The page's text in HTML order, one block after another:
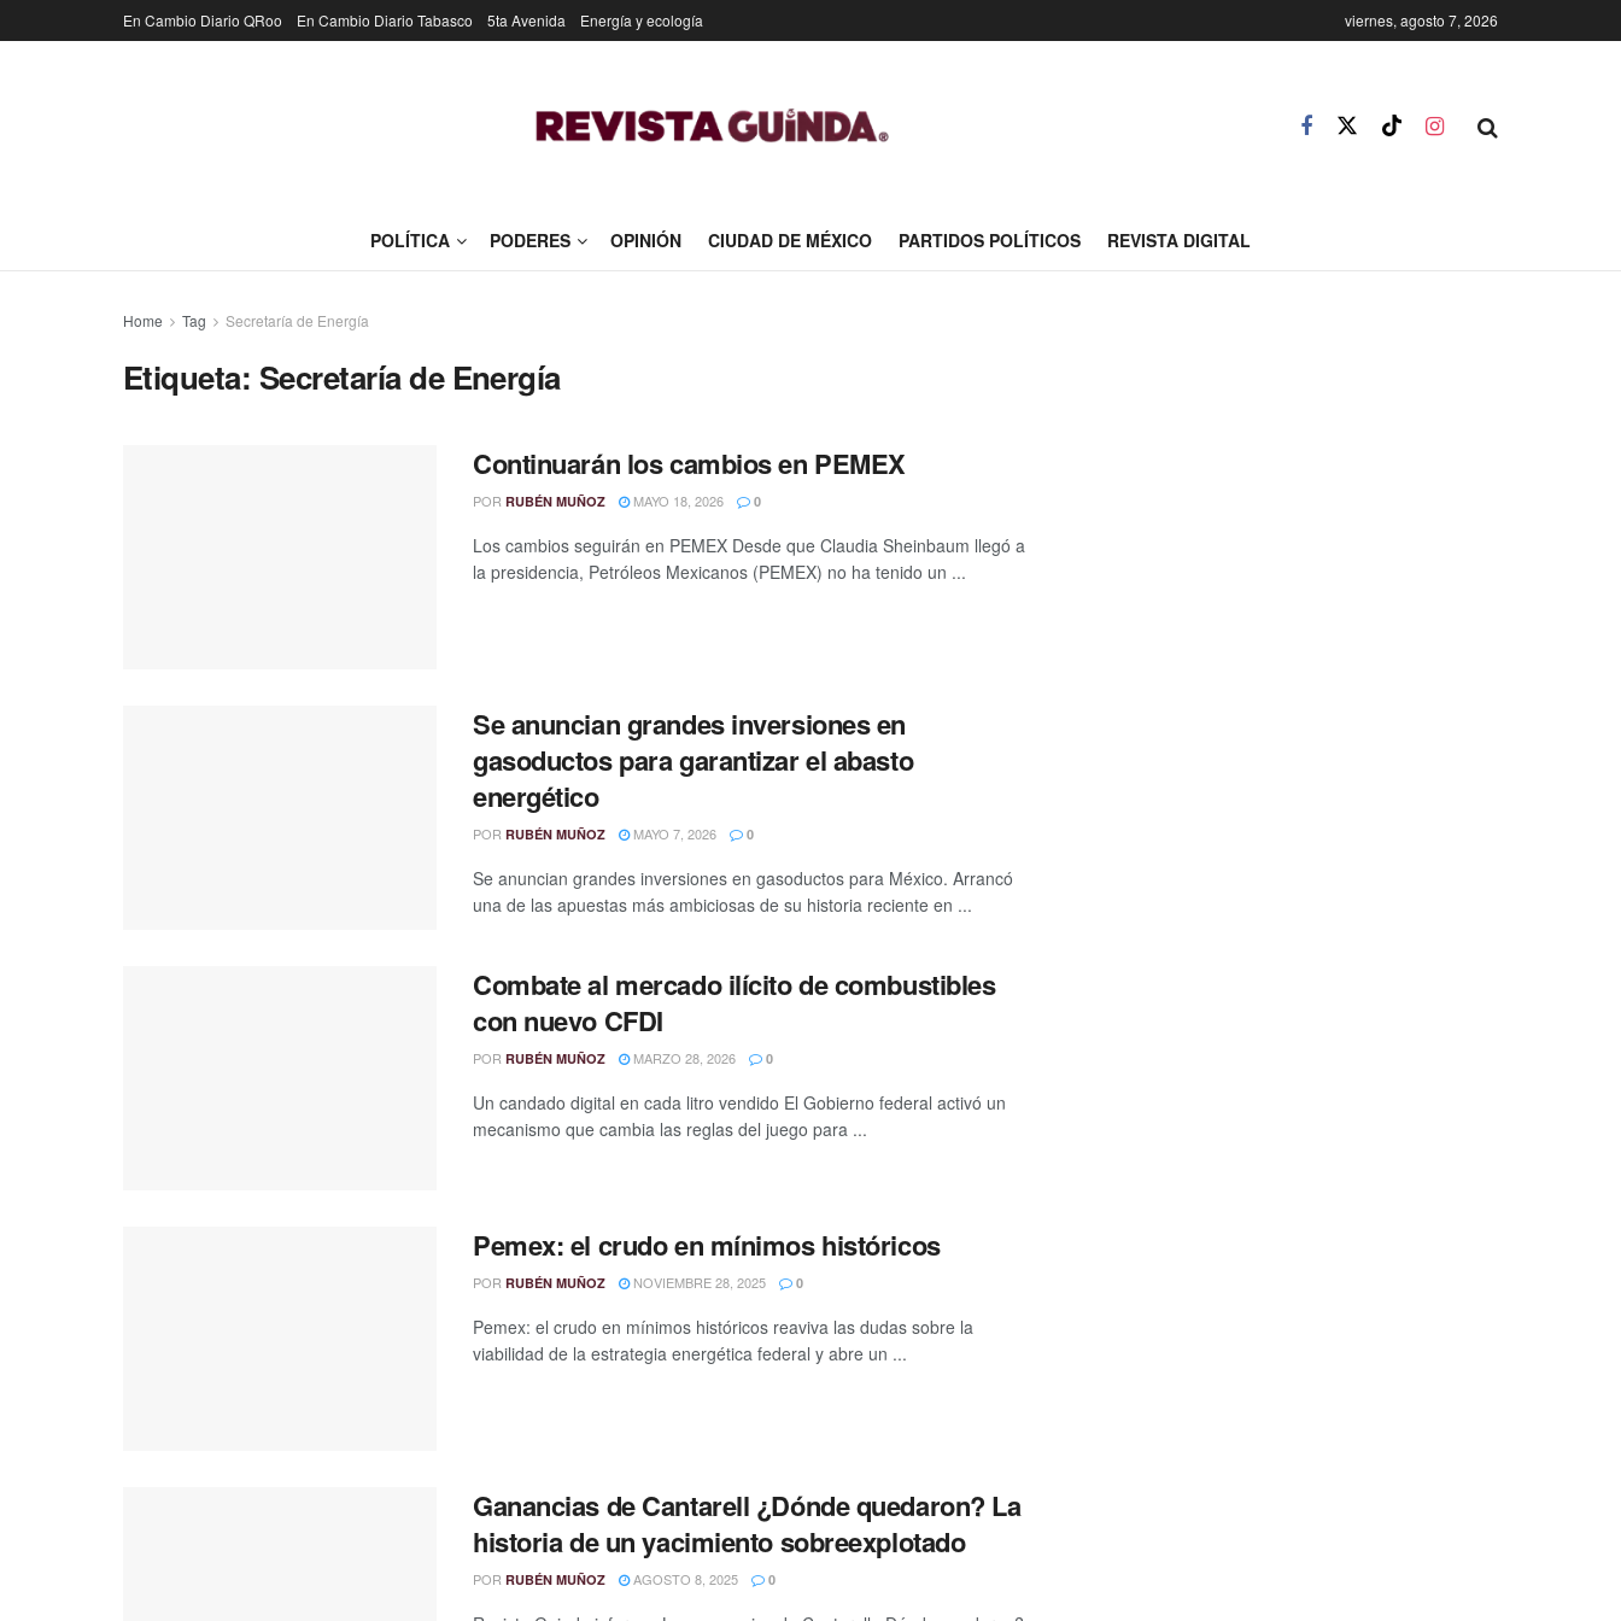
En Cambio Diario QRoo En Cambio Diario Tabasco 5ta Avenida Energía y ecología viernes, agosto 7, 2026
POLÍTICA PODERES OPINIÓN CIUDAD DE MÉXICO PARTIDOS POLÍTICOS REVISTA DIGITAL
Home Tag Secretaría de Energía
Etiqueta: Secretaría de Energía
Continuarán los cambios en PEMEX
POR RUBÉN MUÑOZ MAYO 18, 2026 0
Los cambios seguirán en PEMEX Desde que Claudia Sheinbaum llegó a
la presidencia, Petróleos Mexicanos (PEMEX) no ha tenido un ...
Se anuncian grandes inversiones en
gasoductos para garantizar el abasto
energético
POR RUBÉN MUÑOZ MAYO 7, 2026 0
Se anuncian grandes inversiones en gasoductos para México. Arrancó
una de las apuestas más ambiciosas de su historia reciente en ...
Combate al mercado ilícito de combustibles
con nuevo CFDI
POR RUBÉN MUÑOZ MARZO 28, 2026 0
Un candado digital en cada litro vendido El Gobierno federal activó un
mecanismo que cambia las reglas del juego para ...
Pemex: el crudo en mínimos históricos
POR RUBÉN MUÑOZ NOVIEMBRE 28, 2025 0
Pemex: el crudo en mínimos históricos reaviva las dudas sobre la
viabilidad de la estrategia energética federal y abre un ...
Ganancias de Cantarell ¿Dónde quedaron? La
historia de un yacimiento sobreexplotado
POR RUBÉN MUÑOZ AGOSTO 8, 2025 0